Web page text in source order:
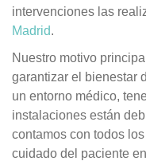
intervenciones las
Madrid.
Nuestro motivo
garantizar el bienestar
un entorno médico,
instalaciones están
contamos con todos
cuidado del paciente